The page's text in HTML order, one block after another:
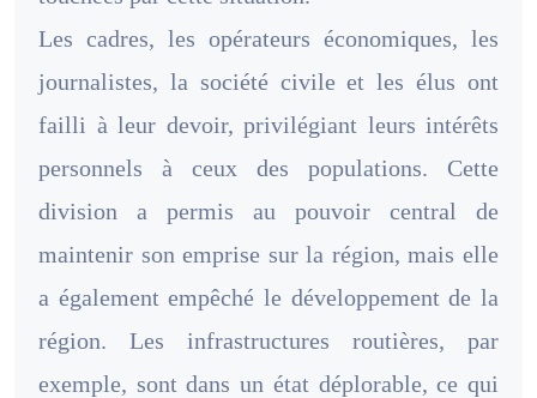
Les cadres, les opérateurs économiques, les
journalistes, la société civile et les élus ont
failli à leur devoir, privilégiant leurs intérêts
personnels à ceux des populations. Cette
division a permis au pouvoir central de
maintenir son emprise sur la région, mais elle
a également empêché le développement de la
région. Les infrastructures routières, par
exemple, sont dans un état déplorable, ce qui